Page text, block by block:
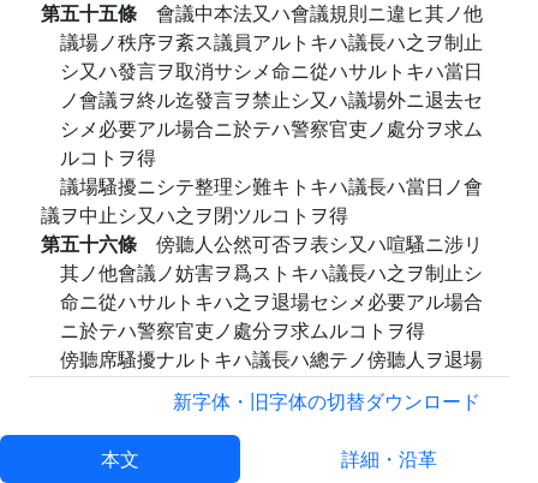
第五十五條 會議中本法又ハ會議規則ニ違ヒ其ノ他
議場ノ秩序ヲ紊ス議員アルトキハ議長ハ之ヲ制止
シ又ハ發言ヲ取消サシメ命ニ從ハサルトキハ當日
ノ會議ヲ終ル迄發言ヲ禁止シ又ハ議場外ニ退去セ
シメ必要アル場合ニ於テハ警察官吏ノ處分ヲ求ム
ルコトヲ得
議場騷擾ニシテ整理シ難キトキハ議長ハ當日ノ會
議ヲ中止シ又ハ之ヲ閉ツルコトヲ得
第五十六條 傍聽人公然可否ヲ表シ又ハ喧騷ニ涉リ
其ノ他會議ノ妨害ヲ爲ストキハ議長ハ之ヲ制止シ
命ニ從ハサルトキハ之ヲ退場セシメ必要アル場合
ニ於テハ警察官吏ノ處分ヲ求ムルコトヲ得
傍聽席騷擾ナルトキハ議長ハ總テノ傍聽人ヲ退場
セシメ必要アル場合ニ於テハ警察官吏ノ處分ヲ求ム
第五十七條
町村會ニ書記ヲ置キ議長ニ隸屬シテ庶
務ヲ處理セシム
新字体・旧字体の切替ダウンロード
本文 詳細・沿革